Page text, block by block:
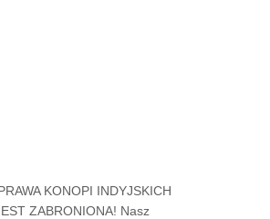
KONOPI INDYJSKICH
ZABRONIONA! Nasz